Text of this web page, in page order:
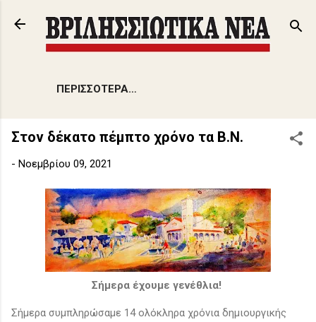
Μετάβαση στο κύριο περιεχόμενο
ΠΕΡΙΣΣΌΤΕΡΑ…
Στον δέκατο πέμπτο χρόνο τα Β.Ν.
- Νοεμβρίου 09, 2021
Σήμερα έχουμε γενέθλια!
Σήμερα συμπληρώσαμε 14 ολόκληρα χρόνια δημιουργικής